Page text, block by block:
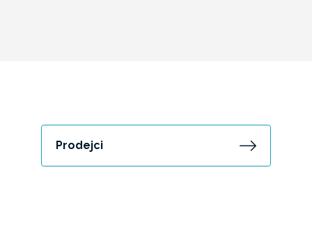
Prodejci